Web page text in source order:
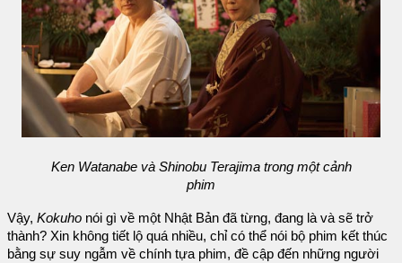
Ken Watanabe và Shinobu Terajima trong một cảnh
phim
Vậy, Kokuho nói gì về một Nhật Bản đã từng, đang là và sẽ trở
thành? Xin không tiết lộ quá nhiều, chỉ có thể nói bộ phim kết thúc
bằng sự suy ngẫm về chính tựa phim, đề cập đến những người